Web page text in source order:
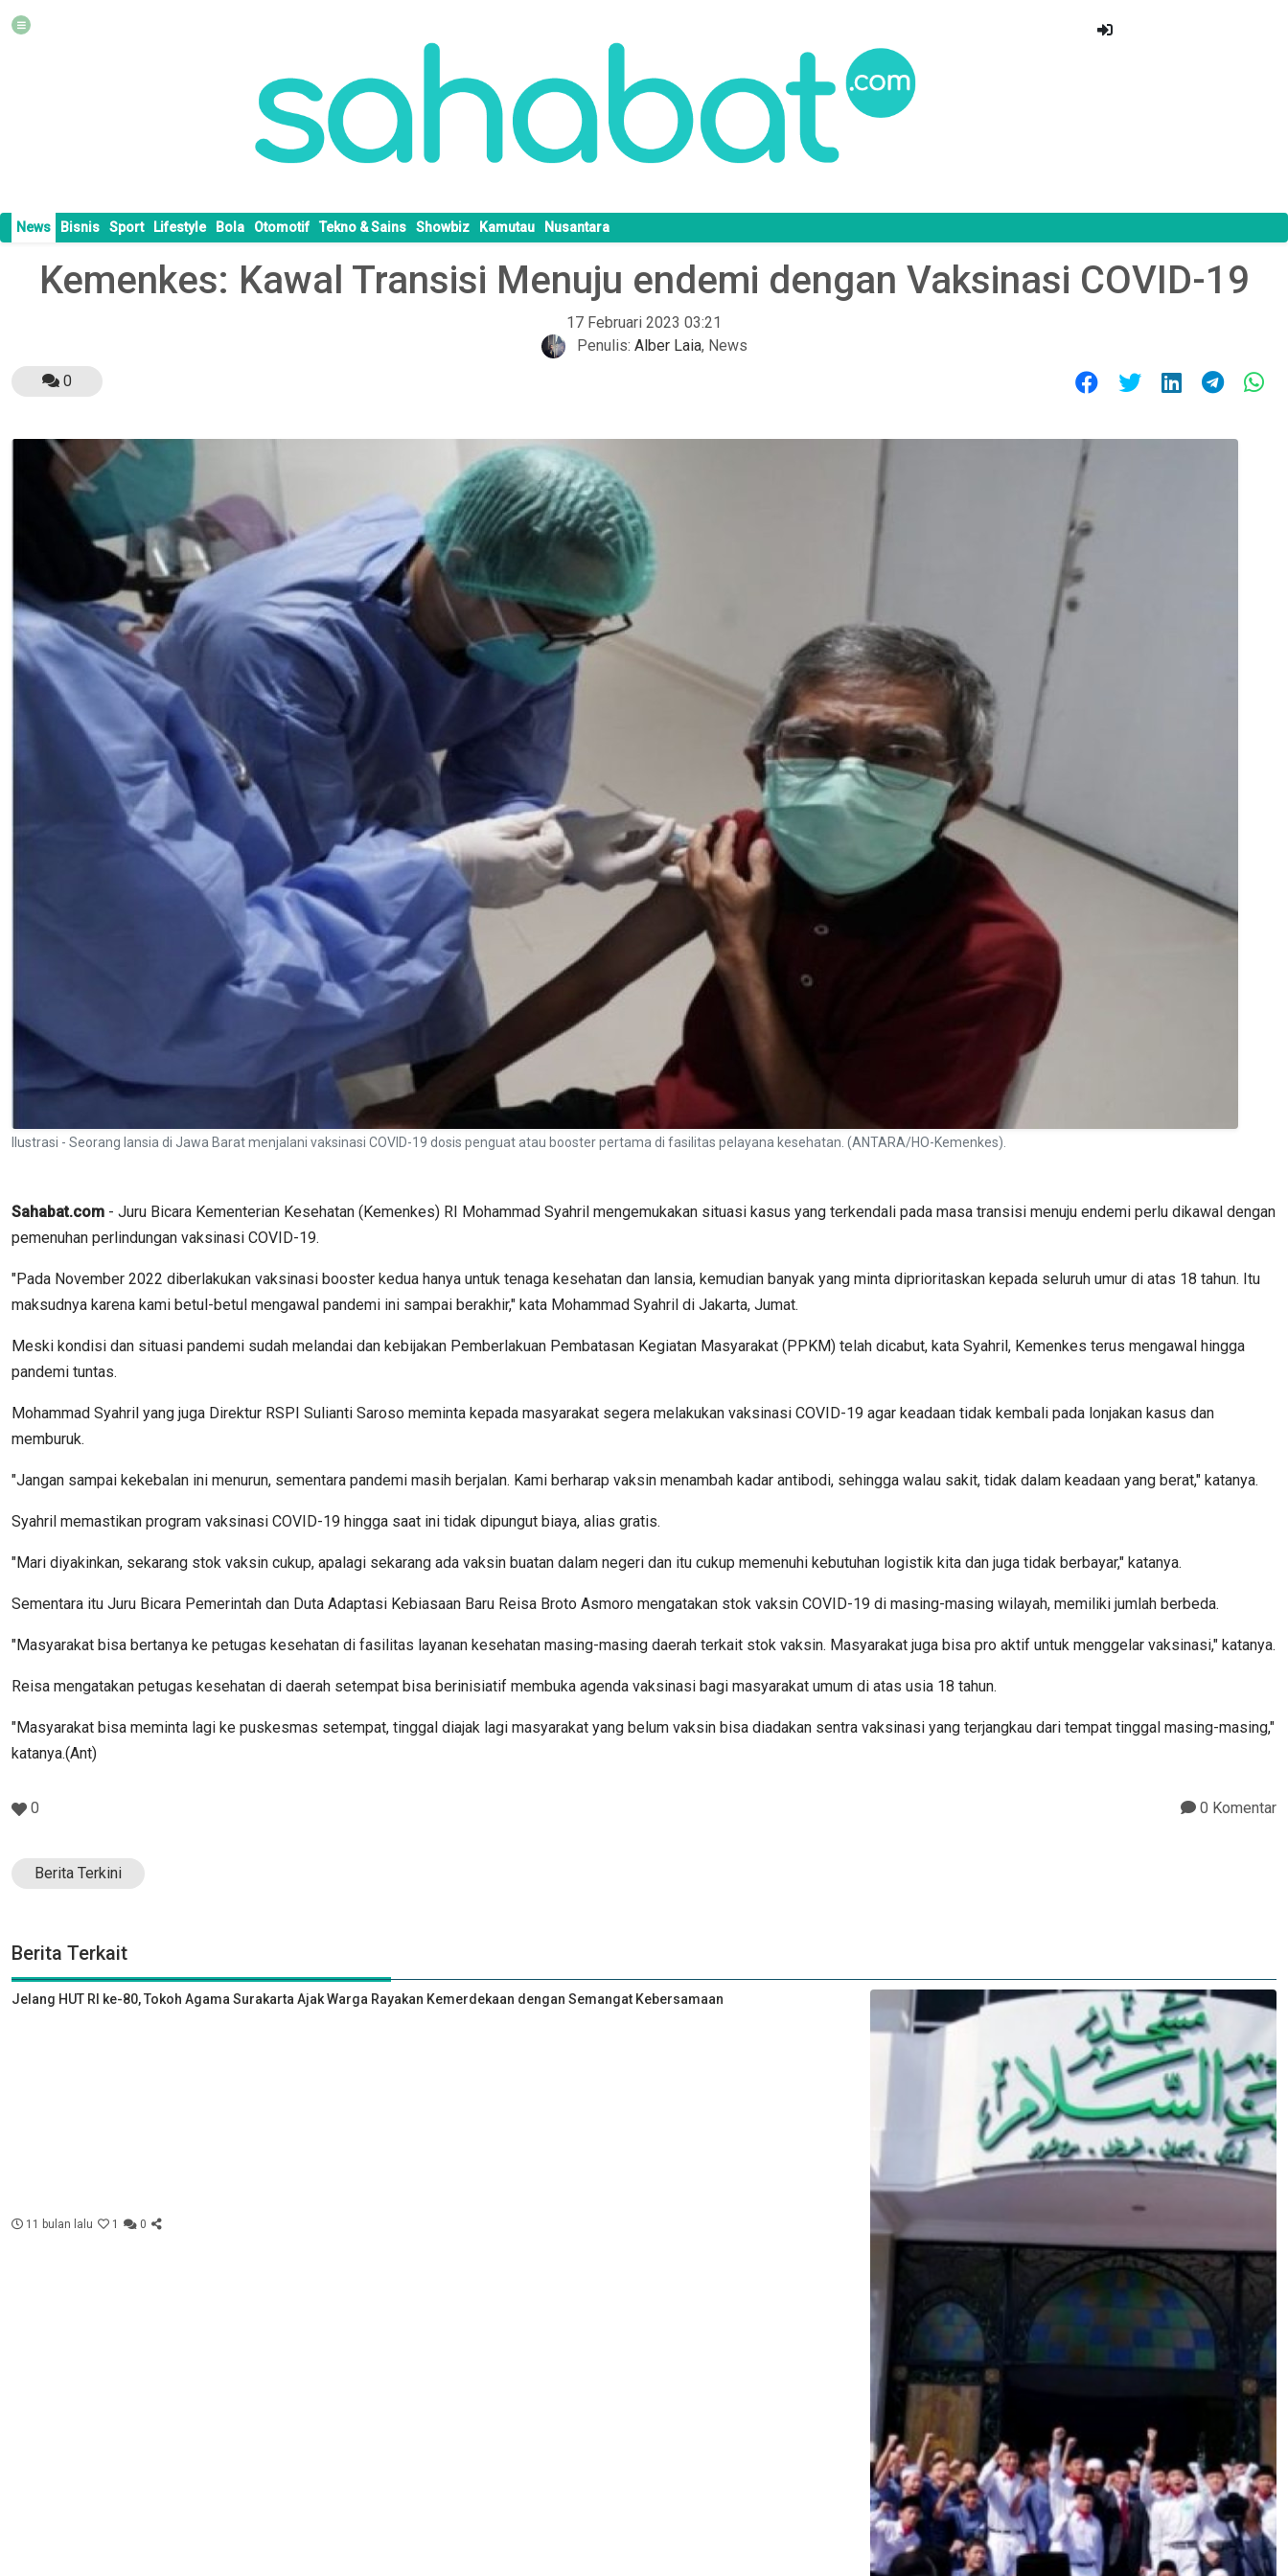
News Bisnis Sport Lifestyle Bola Otomotif Tekno & Sains Showbiz Kamutau Nusantara
Kemenkes: Kawal Transisi Menuju endemi dengan Vaksinasi COVID-19
17 Februari 2023 03:21
Penulis: Alber Laia, News
0
Ilustrasi - Seorang lansia di Jawa Barat menjalani vaksinasi COVID-19 dosis penguat atau booster pertama di fasilitas pelayana kesehatan. (ANTARA/HO-Kemenkes).
Sahabat.com - Juru Bicara Kementerian Kesehatan (Kemenkes) RI Mohammad Syahril mengemukakan situasi kasus yang terkendali pada masa transisi menuju endemi perlu dikawal dengan
pemenuhan perlindungan vaksinasi COVID-19.
"Pada November 2022 diberlakukan vaksinasi booster kedua hanya untuk tenaga kesehatan dan lansia, kemudian banyak yang minta diprioritaskan kepada seluruh umur di atas 18 tahun. Itu
maksudnya karena kami betul-betul mengawal pandemi ini sampai berakhir," kata Mohammad Syahril di Jakarta, Jumat.
Meski kondisi dan situasi pandemi sudah melandai dan kebijakan Pemberlakuan Pembatasan Kegiatan Masyarakat (PPKM) telah dicabut, kata Syahril, Kemenkes terus mengawal hingga
pandemi tuntas.
Mohammad Syahril yang juga Direktur RSPI Sulianti Saroso meminta kepada masyarakat segera melakukan vaksinasi COVID-19 agar keadaan tidak kembali pada lonjakan kasus dan
memburuk.
"Jangan sampai kekebalan ini menurun, sementara pandemi masih berjalan. Kami berharap vaksin menambah kadar antibodi, sehingga walau sakit, tidak dalam keadaan yang berat," katanya.
Syahril memastikan program vaksinasi COVID-19 hingga saat ini tidak dipungut biaya, alias gratis.
"Mari diyakinkan, sekarang stok vaksin cukup, apalagi sekarang ada vaksin buatan dalam negeri dan itu cukup memenuhi kebutuhan logistik kita dan juga tidak berbayar," katanya.
Sementara itu Juru Bicara Pemerintah dan Duta Adaptasi Kebiasaan Baru Reisa Broto Asmoro mengatakan stok vaksin COVID-19 di masing-masing wilayah, memiliki jumlah berbeda.
"Masyarakat bisa bertanya ke petugas kesehatan di fasilitas layanan kesehatan masing-masing daerah terkait stok vaksin. Masyarakat juga bisa pro aktif untuk menggelar vaksinasi," katanya.
Reisa mengatakan petugas kesehatan di daerah setempat bisa berinisiatif membuka agenda vaksinasi bagi masyarakat umum di atas usia 18 tahun.
"Masyarakat bisa meminta lagi ke puskesmas setempat, tinggal diajak lagi masyarakat yang belum vaksin bisa diadakan sentra vaksinasi yang terjangkau dari tempat tinggal masing-masing,"
katanya.(Ant)
0 0 Komentar
Berita Terkini
Berita Terkait
Jelang HUT RI ke-80, Tokoh Agama Surakarta Ajak Warga Rayakan Kemerdekaan dengan Semangat Kebersamaan
11 bulan lalu 1 0